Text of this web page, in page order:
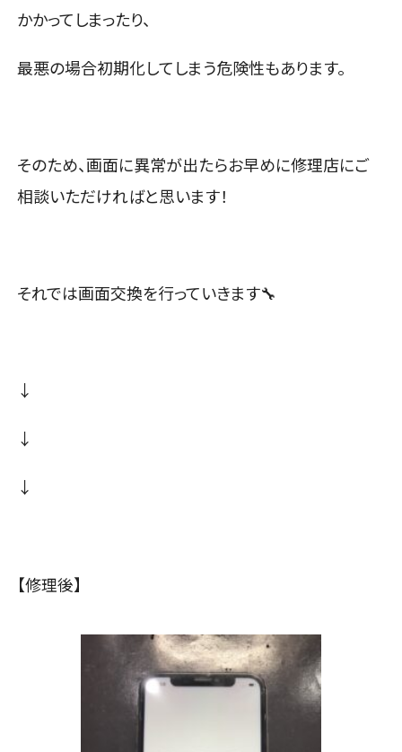
かかってしまったり、
最悪の場合初期化してしまう危険性もあります。
そのため、画面に異常が出たらお早めに修理店にご
相談いただければと思います！
それでは画面交換を行っていきます🔧
↓
↓
↓
【修理後】